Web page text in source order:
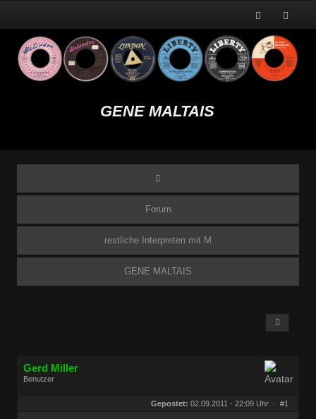
GENE MALTAIS
Forum
restliche Interpreten mit M
GENE MALTAIS
Gerd Miller
Benutzer
Gepostet: 02.09.2011 - 22:09 Uhr · #1